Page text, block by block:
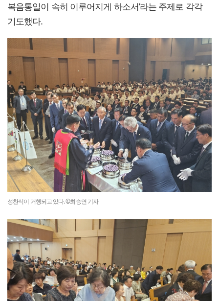
복음통일이 속히 이루어지게 하소서’라는 주제로 각각
기도했다.
성찬식이 거행되고 있다. ©최승연 기자